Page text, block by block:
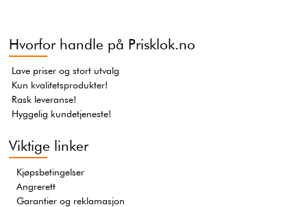
Hvorfor handle på Prisklok.no
Lave priser og stort utvalg
Kun kvalitetsprodukter!
Rask leveranse!
Hyggelig kundetjeneste!
Viktige linker
Kjøpsbetingelser
Angrerett
Garantier og reklamasjon